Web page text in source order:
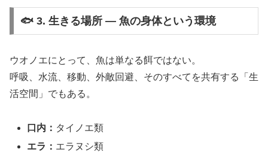
🐟 3. 生きる場所 ― 魚の身体という環境
ウオノエにとって、魚は単なる餌ではない。
呼吸、水流、移動、外敵回避、そのすべてを共有する「生
活空間」でもある。
口内： タイノエ類
エラ： エラヌシ類